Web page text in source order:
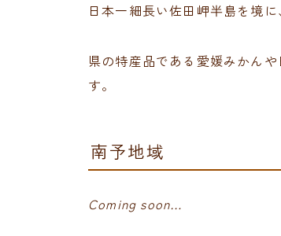
日本一細長い佐田岬半島を境
県の特産品である愛媛みかん
す。
南予地域
Coming soon…